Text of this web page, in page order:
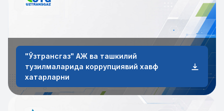
"Ўзтрансгаз" АЖ ва ташкилий
тузилмаларида коррупциявий хавф
хатарларни